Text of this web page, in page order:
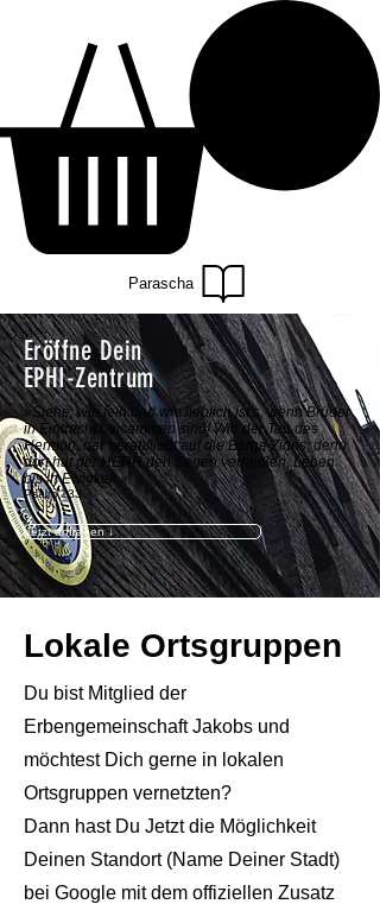
Parascha
Eröffne Dein
EPHI-Zentrum
»Siehe, wie fein und wie lieblich ist’s, wenn Brüder
in Eintracht beisammen sind! Wie der Tau des
Hermon, der herabfließt auf die Berge Zions; denn
dort hat der HERR den Segen verheißen, Leben
bis in Ewigkeit.«
Psalm 133
Jetzt anfragen ↓
Lokale Ortsgruppen
Du bist Mitglied der
Erbengemeinschaft Jakobs und
möchtest Dich gerne in lokalen
Ortsgruppen vernetzten?
Dann hast Du Jetzt die Möglichkeit
Deinen Standort (Name Deiner Stadt)
bei Google mit dem offiziellen Zusatz